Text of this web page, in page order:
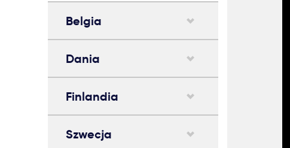
Belgia
Dania
Finlandia
Szwecja